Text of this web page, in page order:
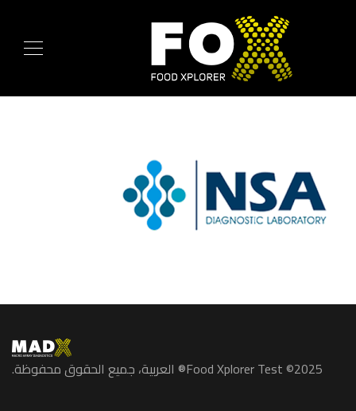
2025© Food Xplorer Test® العربية، جميع الحقوق محفوظة.